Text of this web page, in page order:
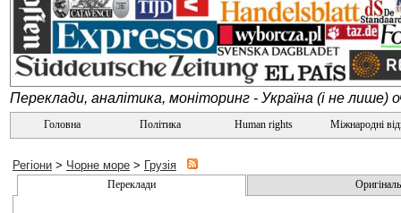
Переклади, аналітика, моніторинг - Україна (і не лише)
Головна Політика Human rights Міжнародні
Регіони > Чорне море > Грузія
Переклади